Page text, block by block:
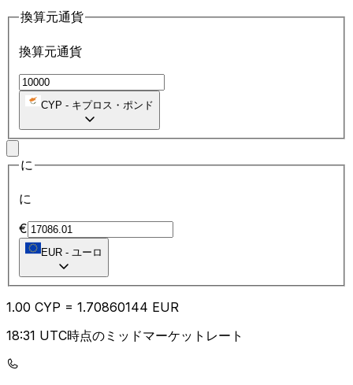
換算元通貨
換算元通貨
CYP - キプロス・ポンド
に
に
€
EUR - ユーロ
1.00 CYP = 1.70860144 EUR
18:31 UTC時点のミッドマーケットレート